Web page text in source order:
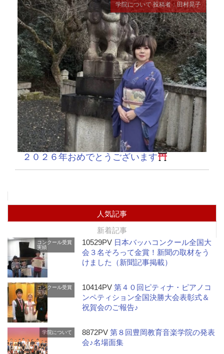
学院について 投稿者：田村晃子
２０２６年おめでとうございます
人気記事
新着記事
コンクール受賞
実績
10529PV 日本バッハコンクール全国大
会３名そろって金賞！新聞の取材をう
けました（新聞記事掲載）
コンクール受賞
実績
10414PV第４０回ピティナ・ピアノコ
ンペティション全国決勝大会表彰式＆
祝賀会のご報告♪
学院について 8872PV第８回豊岡教育音楽学院の発表
会♪名場面集